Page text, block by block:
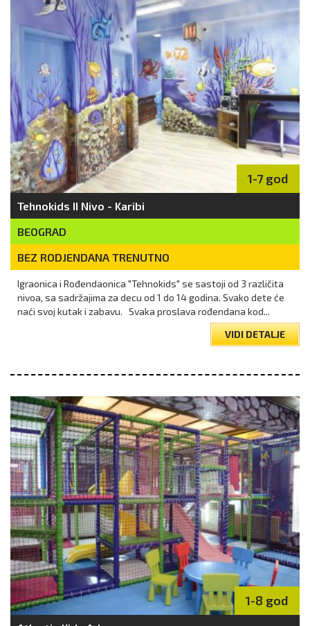
1-7 god
Tehnokids II Nivo - Karibi
BEOGRAD
BEZ RODJENDANA TRENUTNO
Igraonica i Rođendaonica "Tehnokids" se sastoji od 3 različita
nivoa, sa sadržajima za decu od 1 do 14 godina. Svako dete će
naći svoj kutak i zabavu. Svaka proslava rođendana kod...
VIDI DETALJE
1-8 god